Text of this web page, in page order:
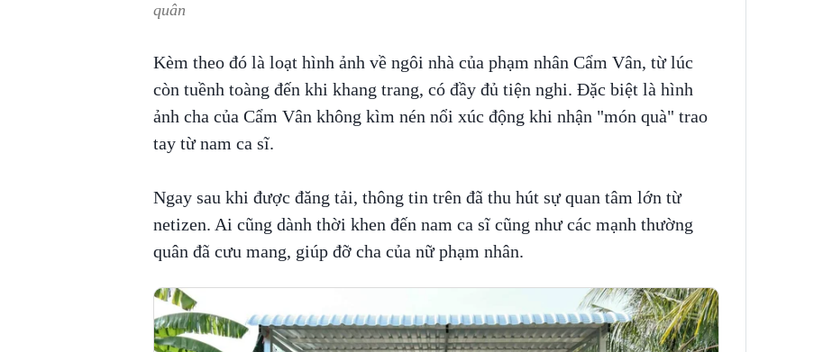
quân
Kèm theo đó là loạt hình ảnh về ngôi nhà của phạm nhân Cẩm Vân, từ lúc
còn tuềnh toàng đến khi khang trang, có đầy đủ tiện nghi. Đặc biệt là hình
ảnh cha của Cẩm Vân không kìm nén nổi xúc động khi nhận "món quà" trao
tay từ nam ca sĩ.
Ngay sau khi được đăng tải, thông tin trên đã thu hút sự quan tâm lớn từ
netizen. Ai cũng dành thời khen đến nam ca sĩ cũng như các mạnh thường
quân đã cưu mang, giúp đỡ cha của nữ phạm nhân.